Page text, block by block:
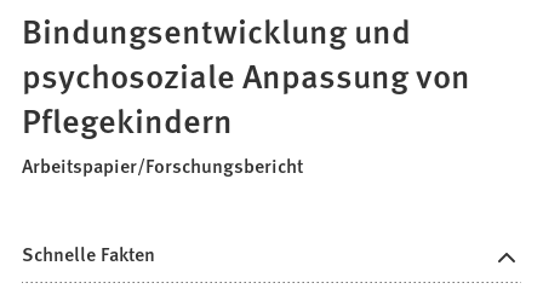
Bewerbung
Bindungsentwicklung und
psychosoziale Anpassung von
Pflegekindern
Arbeitspapier/Forschungsbericht
Schnelle Fakten